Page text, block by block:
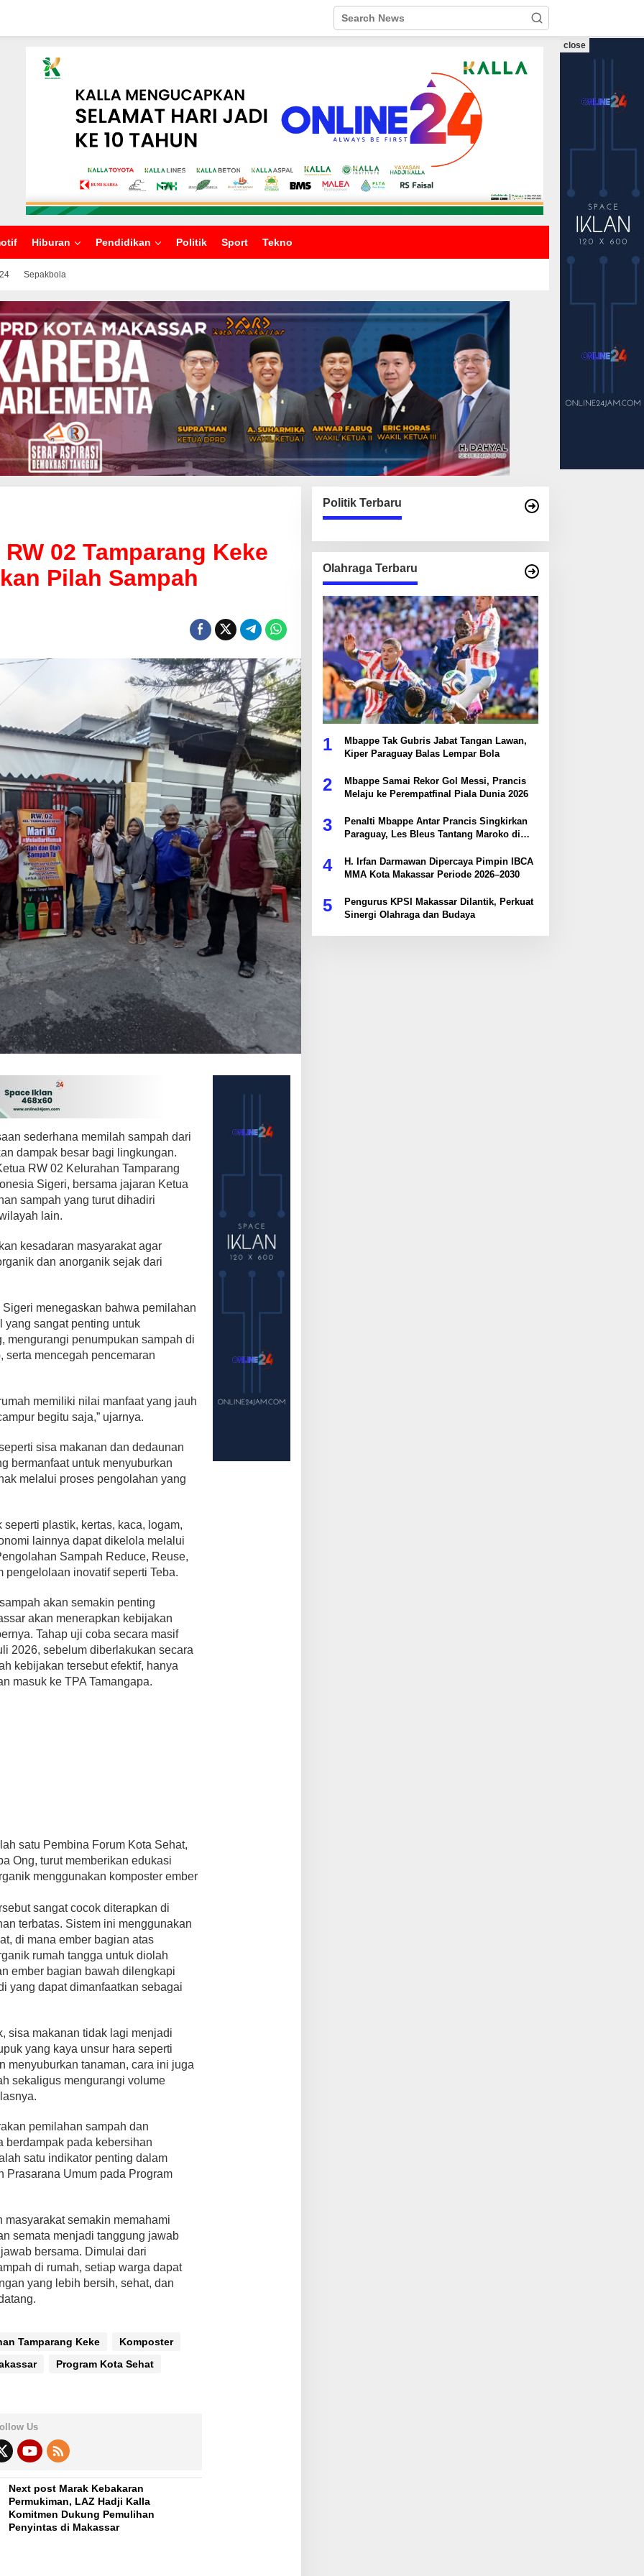
Hiburan Pendidikan Politik Sport Tekno
Sepakbola
close
02 Tamparang Keke
Pilah Sampah
sederhana memilah sampah dari
dampak besar bagi lingkungan.
RW 02 Kelurahan Tamparang
Sigeri, bersama jajaran Ketua
sampah yang turut dihadiri
lain.
kesadaran masyarakat agar
dan anorganik sejak dari
menegaskan bahwa pemilahan
yang sangat penting untuk
mengurangi penumpukan sampah di
serta mencegah pencemaran
memiliki nilai manfaat yang jauh
begitu saja,” ujarnya.
sisa makanan dan dedaunan
bermanfaat untuk menyuburkan
melalui proses pengolahan yang
plastik, kertas, kaca, logam,
lainnya dapat dikelola melalui
Sampah Reduce, Reuse,
pengelolaan inovatif seperti Teba.
akan semakin penting
akan menerapkan kebijakan
Tahap uji coba secara masif
2026, sebelum diberlakukan secara
kebijakan tersebut efektif, hanya
masuk ke TPA Tamangapa.
satu Pembina Forum Kota Sehat,
Ong, turut memberikan edukasi
menggunakan komposter ember
sangat cocok diterapkan di
terbatas. Sistem ini menggunakan
di mana ember bagian atas
rumah tangga untuk diolah
ember bagian bawah dilengkapi
yang dapat dimanfaatkan sebagai
sisa makanan tidak lagi menjadi
yang kaya unsur hara seperti
menyuburkan tanaman, cara ini juga
sekaligus mengurangi volume
pemilahan sampah dan
berdampak pada kebersihan
satu indikator penting dalam
Prasarana Umum pada Program
semakin memahami
semata menjadi tanggung jawab
bersama. Dimulai dari
di rumah, setiap warga dapat
yang lebih bersih, sehat, dan
Tamparang Keke
Komposter
Program Kota Sehat
Us
Next post Marak Kebakaran
Permukiman, LAZ Hadji Kalla
Komitmen Dukung Pemulihan
Penyintas di Makassar
Politik Terbaru
Olahraga Terbaru
1
Mbappe Tak Gubris Jabat Tangan Lawan,
Kiper Paraguay Balas Lempar Bola
2
Mbappe Samai Rekor Gol Messi, Prancis
Melaju ke Perempatfinal Piala Dunia 2026
3
Penalti Mbappe Antar Prancis Singkirkan
Paraguay, Les Bleus Tantang Maroko di
4
H. Irfan Darmawan Dipercaya Pimpin IBCA
MMA Kota Makassar Periode 2026–2030
5
Pengurus KPSI Makassar Dilantik, Perkuat
Sinergi Olahraga dan Budaya